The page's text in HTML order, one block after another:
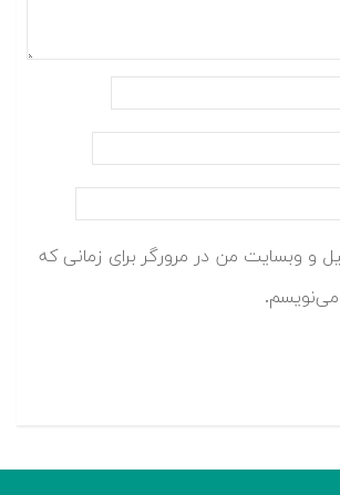
و وبسایت من در مرورگر برای زمانی که
می‌نویسم.